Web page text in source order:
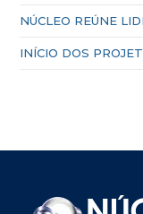
NÚCLEO REÚNE
INÍCIO DOS